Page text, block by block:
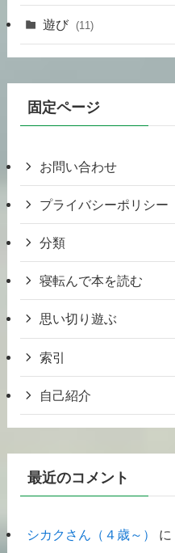
遊び (11)
固定ページ
お問い合わせ
プライバシーポリシー
分類
寝転んで本を読む
思い切り遊ぶ
索引
自己紹介
最近のコメント
シカクさん（４歳～） に